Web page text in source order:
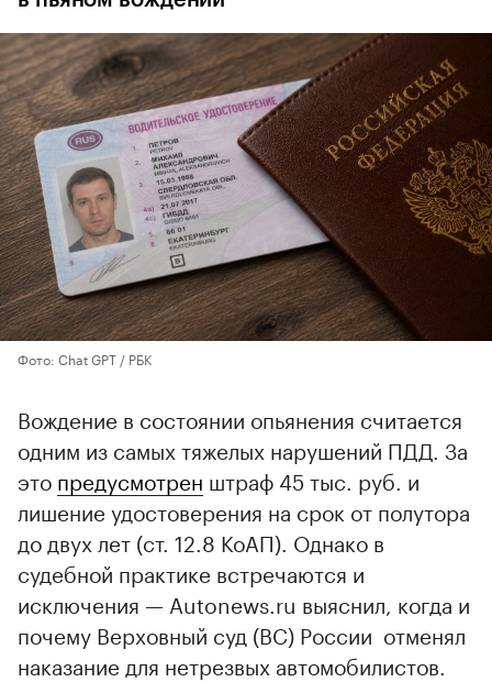
Фото: Chat GPT / РБК
Вождение в состоянии опьянения считается
одним из самых тяжелых нарушений ПДД. За
это предусмотрен штраф 45 тыс. руб. и
лишение удостоверения на срок от полутора
до двух лет (ст. 12.8 КоАП). Однако в
судебной практике встречаются и
исключения — Autonews.ru выяснил, когда и
почему Верховный суд (ВС) России отменял
наказание для нетрезвых автомобилистов.